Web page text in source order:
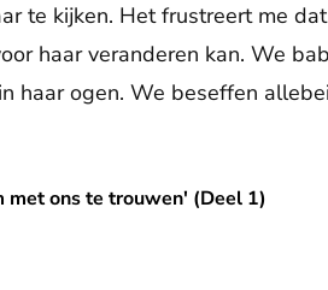
te kijken. Het frustreert me
haar veranderen kan. We
haar ogen. We beseffen
met ons te trouwen' (Deel 1)
(Deel 1)